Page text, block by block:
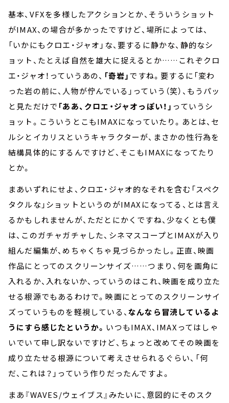
基本、VFXを多様したアクションとか、そういうショット
がIMAX、の場合が多かったですけど、場所によっては、
「いかにもクロエ・ジャオ」な、要するに静かな、静的なシ
ョット、たとえば自然を雄大に捉えるとか……これぞクロ
エ・ジャオ！っていうあの、 「奇岩」ですね。要するに「変わ
った岩の前に、人物が佇んでいる」っていう（笑）、もうパッ
と見ただけで 「ああ、クロエ・ジャオっぽい！」 っていうシ
ョット。こういうとこもIMAXになっていたり。あとは、セ
ルシとイカリスというキャラクターが、まさかの性行為を
結構具体的にするんですけど、そこもIMAXになってたり
とか。
まあいずれにせよ、クロエ・ジャオ的なそれを含む「スペク
タクルな」ショットというのがIMAXになってる、とは言え
るかもしれませんが、ただとにかくですね、少なくとも僕
は、このガチャガチャした、シネマスコープとIMAXが入り
組んだ編集が、めちゃくちゃ見づらかったし。正直、映画
作品にとってのスクリーンサイズ……つまり、何を画角に
入れるか、入れないか、っていうのはこれ、映画を成り立た
せる根源でもあるわけで。映画にとってのスクリーンサイ
ズっていうものを軽視している、なんなら冒涜しているよ
うにすら感じたというか。 いつもIMAX、IMAXってはしゃ
いでいて申し訳ないですけど、ちょっと改めてその映画を
成り立たせる根源について考えさせられるぐらい、「何
だ、これは？」っていう作りだったんですよ。
まあ『WAVES/ウェイブス』みたいに、意図的にそのスク